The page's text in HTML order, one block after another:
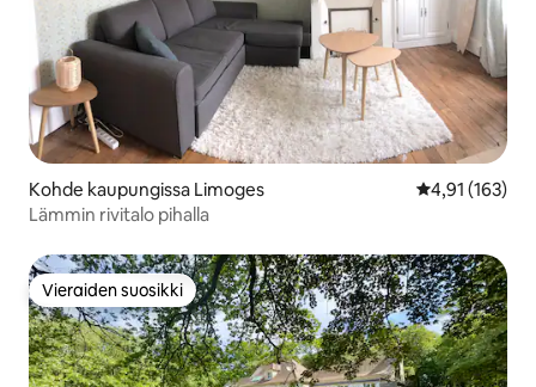
Kohde kaupungissa Limoges
4,91 (163)
Lämmin rivitalo pihalla
Vieraiden suosikki
Vieraiden suosikki